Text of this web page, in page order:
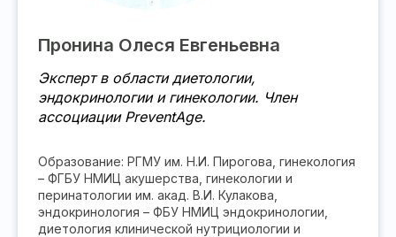
Пронина Олеся Евгеньевна
Эксперт в области диетологии,
эндокринологии и гинекологии. Член
ассоциации PreventAge.
Образование: РГМУ им. Н.И. Пирогова, гинекология
– ФГБУ НМИЦ акушерства, гинекологии и
перинатологии им. акад. В.И. Кулакова,
эндокринология – ФБУ НМИЦ эндокринологии,
диетология клинической нутрициологии и